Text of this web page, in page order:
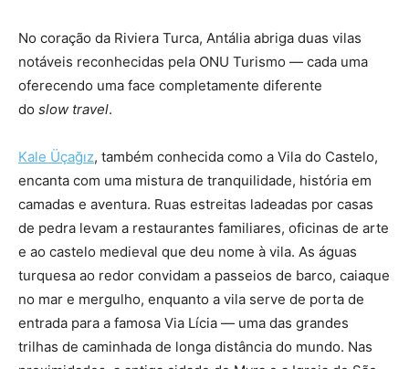
No coração da Riviera Turca, Antália abriga duas vilas
notáveis reconhecidas pela ONU Turismo — cada uma
oferecendo uma face completamente diferente
do slow travel.
Kale Üçağız, também conhecida como a Vila do Castelo,
encanta com uma mistura de tranquilidade, história em
camadas e aventura. Ruas estreitas ladeadas por casas
de pedra levam a restaurantes familiares, oficinas de arte
e ao castelo medieval que deu nome à vila. As águas
turquesa ao redor convidam a passeios de barco, caiaque
no mar e mergulho, enquanto a vila serve de porta de
entrada para a famosa Via Lícia — uma das grandes
trilhas de caminhada de longa distância do mundo. Nas